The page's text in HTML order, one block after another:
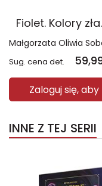
Fiolet. Kolory
Małgorzata Oliwia
Sug. cena det.
Zaloguj się,
INNE Z TEJ SERII